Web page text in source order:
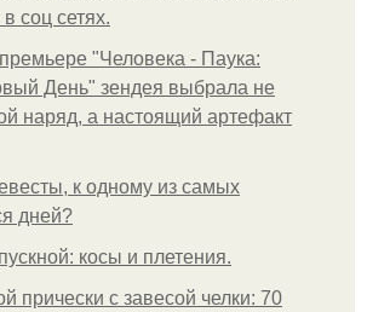
соц сетях.
"Человека - Паука:
День" зендея выбрала не
наряд, а настоящий артефакт
к одному из самых
дней?
косы и плетения.
прически с завесой челки: 70